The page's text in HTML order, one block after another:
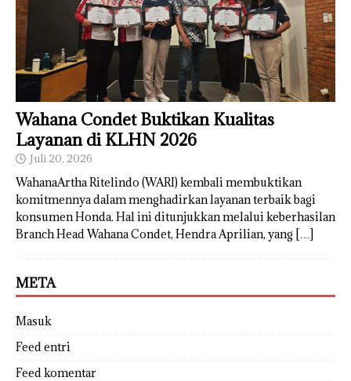
Wahana Condet Buktikan Kualitas
Layanan di KLHN 2026
Juli 20, 2026
WahanaArtha Ritelindo (WARI) kembali membuktikan
komitmennya dalam menghadirkan layanan terbaik bagi
konsumen Honda. Hal ini ditunjukkan melalui keberhasilan
Branch Head Wahana Condet, Hendra Aprilian, yang […]
META
Masuk
Feed entri
Feed komentar